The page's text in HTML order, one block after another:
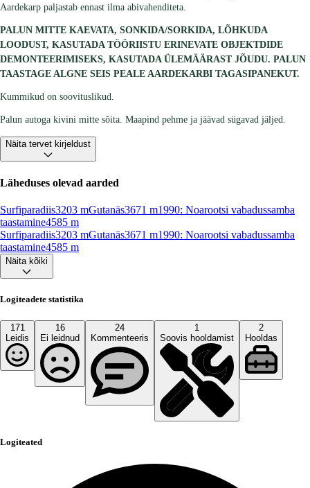
Aardekarp paljastab ennast ilma abivahenditeta.
PALUN MITTE KAEVATA, SONKIDA/SORKIDA, LÕHKUDA
LOODUST, KASUTADA TÖÖRIISTU ERINEVATE OBJEKTDIDE
DEMONTEERIMISEKS, KASUTADA ÜLEMÄÄRAST JÕUDU. PALUN
TAASTAGE ALGNE SEIS PEALE AARDEKARBI TAGASIPANEKUT.
Kummikud on soovituslikud.
Palun autoga kivini mitte sõita. Maapind pehme ja jäävad sügavad jäljed.
Näita tervet kirjeldust
Läheduses olevad aarded
Surfiparadiis3203 mGutanäs3671 m1990: Noarootsi vabadussamba
taastamine4585 m
Surfiparadiis3203 mGutanäs3671 m1990: Noarootsi vabadussamba
taastamine4585 m
Näita kõiki
Logiteadete statistika
171
Leidis
16
Ei leidnud
24
Kommenteeris
1
Soovis hooldamist
2
Hooldas
Logiteated